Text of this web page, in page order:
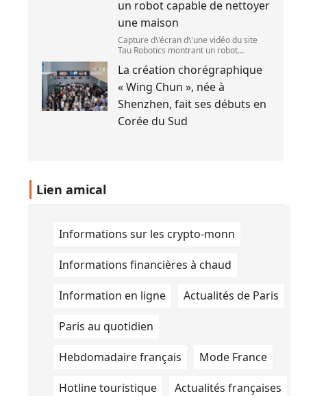
un robot capable de nettoyer
une maison
Capture d\'écran d\'une vidéo du site
Tau Robotics montrant un robot
cuisine. (Tau Robotics)
La création chorégraphique
« Wing Chun », née à
Shenzhen, fait ses débuts en
Corée du Sud
Lien amical
Informations sur les crypto-monn
Informations financières à chaud
Information en ligne Actualités de Paris
Paris au quotidien
Hebdomadaire français Mode France
Hotline touristique Actualités françaises